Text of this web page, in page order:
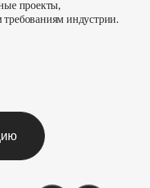
проекты,
индустрии.